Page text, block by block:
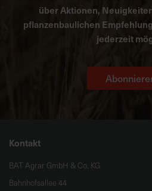
über Aktionen,
pflanzenbaulichen
jederzeit
Kontakt
BAT Agrar GmbH & Co. KG
Bahnhofsallee 44